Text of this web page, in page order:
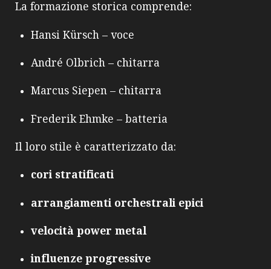
La formazione storica comprende:
Hansi Kürsch – voce
André Olbrich – chitarra
Marcus Siepen – chitarra
Frederik Ehmke – batteria
Il loro stile è caratterizzato da:
cori stratificati
arrangiamenti orchestrali epici
velocità power metal
influenze progressive